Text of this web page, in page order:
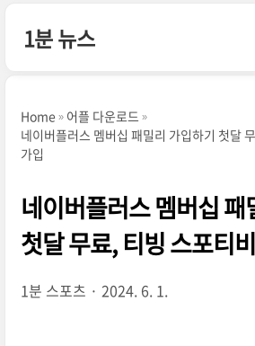
1분 뉴스
Home
어플 다운로드
네이버플러스 멤버십 패밀리 가입하기 첫달
가입
네이버플러스 멤버십
첫달 무료, 티빙 스포티
1분 스포츠 2024. 6. 1.